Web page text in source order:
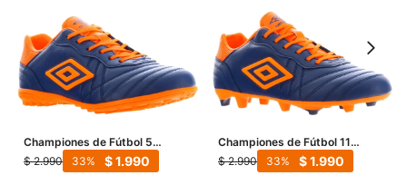
Championes de Fútbol 5
Hombre Umbro Touch TF - Azul
- Anaranjado
$ 2.990 $1.990
33
Championes de Fútbol 11
Hombre Umbro Touch FG -
Azul - Anaranjado
$ 2.990 $1.990
33